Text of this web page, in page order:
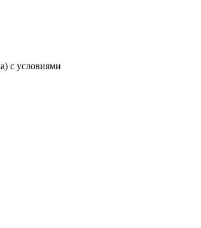
с условиями